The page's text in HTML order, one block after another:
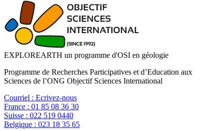
EXPLOREARTH un programme d'OSI en géologie
Programme de Recherches Participatives et d’Education aux
Sciences de l’ONG Objectif Sciences International
Courriel : Ecrivez-nous
France : 01 85 08 36 30
Suisse : 022 519 0440
Belgique : 023 18 35 65